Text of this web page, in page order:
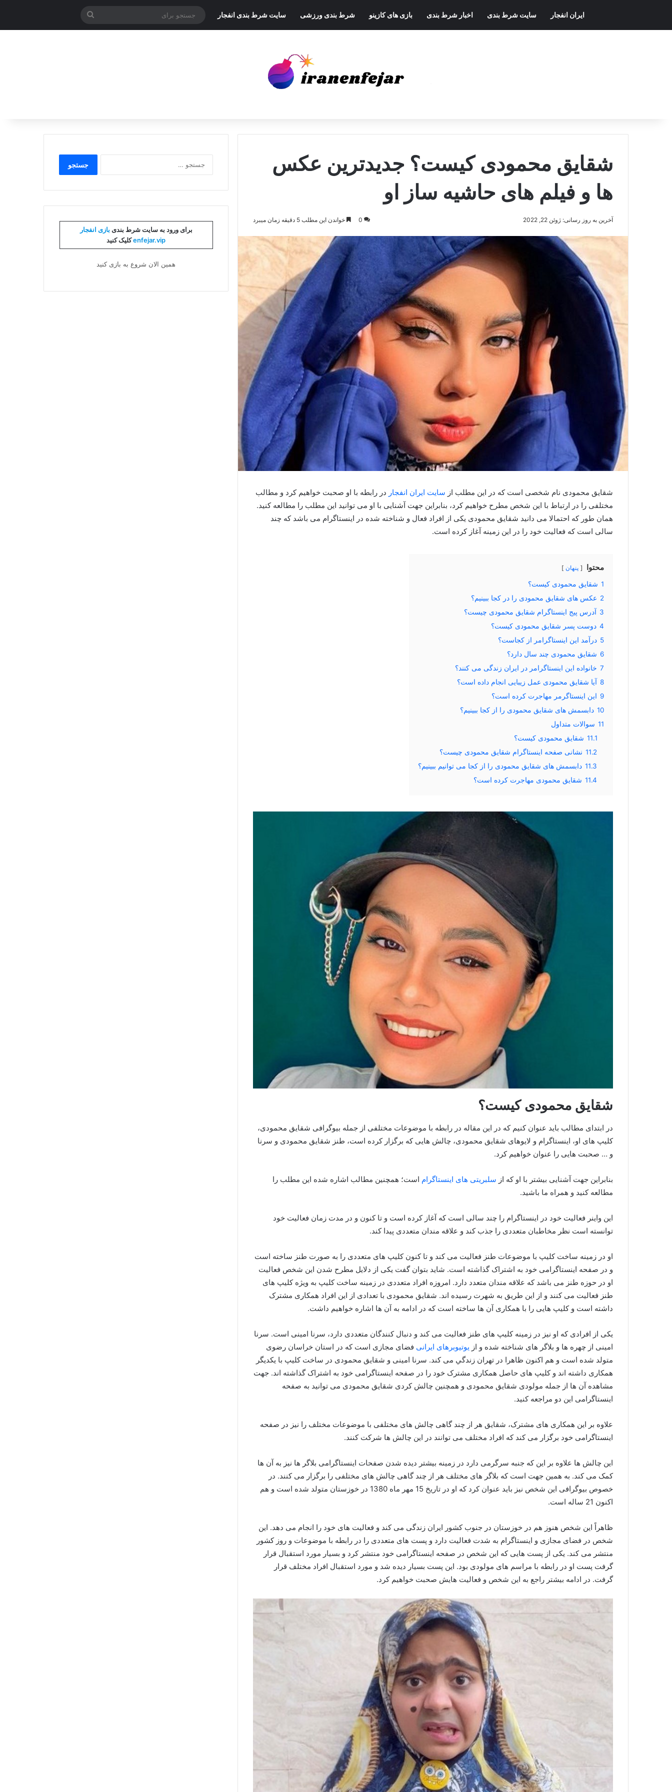
ایران انفجار سایت شرط بندی اخبار شرط بندی بازی های کازینو شرط بندی ورزشی سایت شرط بندی انفجار
جستجو
برای
شقایق محمودی کیست؟ جدیدترین عکس
ها و فیلم های حاشیه ساز او
آخرین به روز رسانی: ژوئن 22, 2022 0 خواندن این مطلب 5 دقیقه زمان میبرد
شقایق محمودی نام شخصی است که در این مطلب از سایت ایران انفجار در رابطه با او صحبت خواهیم کرد و مطالب
مختلفی را در ارتباط با این شخص مطرح خواهیم کرد، بنابراین جهت آشنایی با او می توانید این مطلب را مطالعه کنید.
همان طور که احتمالا می دانید شقایق محمودی یکی از افراد فعال و شناخته شده در اینستاگرام می باشد که چند
سالی است که فعالیت خود را در این زمینه آغاز کرده است.
محتوا پنهان
1 شقایق محمودی کیست؟
2 عکس های شقایق محمودی را در کجا ببینیم؟
3 آدرس پیج اینستاگرام شقایق محمودی چیست؟
4 دوست پسر شقایق محمودی کیست؟
5 درآمد این اینستاگرامر از کجاست؟
6 شقایق محمودی چند سال دارد؟
7 خانواده این اینستاگرامر در ایران زندگی می کنند؟
8 آیا شقایق محمودی عمل زیبایی انجام داده است؟
9 این اینستاگرمر مهاجرت کرده است؟
10 دابسمش های شقایق محمودی را از کجا ببینیم؟
11 سوالات متداول
11.1 شقایق محمودی کیست؟
11.2 نشانی صفحه اینستاگرام شقایق محمودی چیست؟
11.3 دابسمش های شقایق محمودی را از کجا می توانیم ببینیم؟
11.4 شقایق محمودی مهاجرت کرده است؟
شقایق محمودی کیست؟
در ابتدای مطالب باید عنوان کنیم که در این مقاله در رابطه با موضوعات مختلفی از جمله بیوگرافی شقایق محمودی،
کلیپ های او، اینستاگرام و لایوهای شقایق محمودی، چالش هایی که برگزار کرده است، طنز شقایق محمودی و سرنا
و … صحبت هایی را عنوان خواهیم کرد.
بنابراین جهت آشنایی بیشتر با او که از سلبریتی های اینستاگرام است؛ همچنین مطالب اشاره شده این مطلب را
مطالعه کنید و همراه ما باشید.
این واینر فعالیت خود در اینستاگرام را چند سالی است که آغاز کرده است و تا کنون و در مدت زمان فعالیت خود
توانسته است نظر مخاطبان متعددی را جذب کند و علاقه مندان متعددی پیدا کند.
او در زمینه ساخت کلیپ با موضوعات طنز فعالیت می کند و تا کنون کلیپ های متعددی را به صورت طنز ساخته است
و در صفحه اینستاگرامی خود به اشتراک گذاشته است. شاید بتوان گفت یکی از دلایل مطرح شدن این شخص فعالیت
او در حوزه طنز می باشد که علاقه مندان متعدد دارد. امروزه افراد متعددی در زمینه ساخت کلیپ به ویژه کلیپ های
طنز فعالیت می کنند و از این طريق به شهرت رسیده اند. شقایق محمودی با تعدادی از این افراد همکاری مشترک
داشته است و کلیپ هایی را با همکاری آن ها ساخته است که در ادامه به آن ها اشاره خواهیم داشت.
یکی از افرادی که او نیز در زمینه کلیپ های طنز فعالیت می کند و دنبال کنندگان متعددی دارد، سرنا امینی است. سرنا
امینی از چهره ها و بلاگر های شناخته شده و از یوتیوبرهای ایرانی فضای مجازی است که در استان خراسان رضوی
متولد شده است و هم اکنون ظاهرا در تهران زندگي می کند. سرنا امینی و شقایق محمودی در ساخت کلیپ با یکدیگر
همکاری داشته اند و کلیپ های حاصل همکاری مشترک خود را در صفحه اینستاگرامی خود به اشتراک گذاشته اند. جهت
مشاهده آن ها از جمله مولودی شقایق محمودی و همچنین چالش کردی شقایق محمودی می توانید به صفحه
اینستاگرامی این دو مراجعه کنید.
علاوه بر این همکاری های مشترک، شقایق هر از چند گاهی چالش های مختلفی با موضوعات مختلف را نیز در صفحه
اینستاگرامی خود برگزار می کند که افراد مختلف می توانند در این چالش ها شرکت کنند.
این چالش ها علاوه بر این که جنبه سرگرمی دارد در زمینه بیشتر دیده شدن صفحات اینستاگرامی بلاگر ها نیز به آن ها
کمک می کند. به همین جهت است که بلاگر های مختلف هر از چند گاهی چالش های مختلفی را برگزار می کنند. در
خصوص بیوگرافی این شخص نیز باید عنوان کرد که او در تاریخ 15 مهر ماه 1380 در خوزستان متولد شده است و هم
اکنون 21 ساله است.
ظاهراً این شخص هنوز هم در خوزستان در جنوب کشور ایران زندگی می کند و فعالیت های خود را انجام می دهد. این
شخص در فضای مجازی و اینستاگرام به شدت فعالیت دارد و پست های متعددی را در رابطه با موضوعات و روز کشور
منتشر می کند. یکی از پست هایی که این شخص در صفحه اینستاگرامی خود منتشر کرد و بسیار مورد استقبال قرار
گرفت پست او در رابطه با مراسم های مولودی بود. این پست بسیار دیده شد و مورد استقبال افراد مختلف قرار
گرفت. در ادامه بیشتر راجع به این شخص و فعالیت هایش صحبت خواهیم کرد.
برای:
برای ورود به سایت شرط بندی بازی انفجار
enfejar.vipکلیک کنید
همین الان شروع به بازی کنید